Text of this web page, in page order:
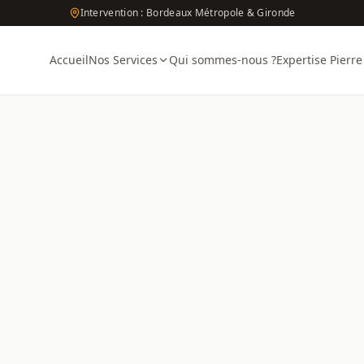
Intervention : Bordeaux Métropole & Gironde
AccueilNos Services Qui sommes-nous ?Expertise Pierre